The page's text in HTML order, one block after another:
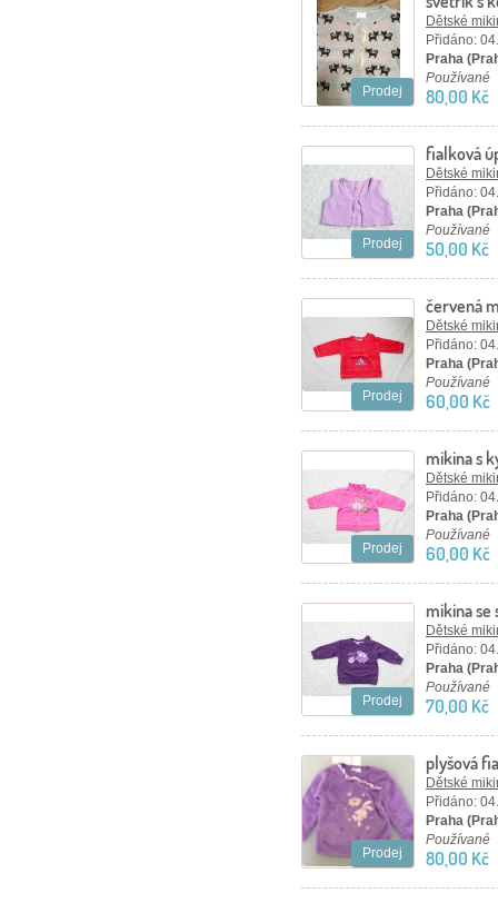
Prodej
Dětské
Přidáno:
Praha
Používané
80,00 Kč
Prodej
fialková
Dětské
Přidáno:
Praha
Používané
50,00 Kč
Prodej
červená
Dětské
Přidáno:
Praha
Používané
60,00 Kč
Prodej
mikina s
Dětské
Přidáno:
Praha
Používané
60,00 Kč
Prodej
mikina se
Dětské
Přidáno:
Praha
Používané
70,00 Kč
Prodej
plyšová
Dětské
Přidáno:
Praha
Používané
80,00 Kč